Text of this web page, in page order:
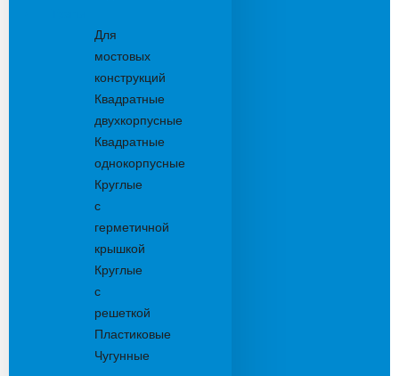
Для
мостовых
конструкций
Квадратные
двухкорпусные
Квадратные
однокорпусные
Круглые
с
герметичной
крышкой
Круглые
с
решеткой
Пластиковые
Чугунные